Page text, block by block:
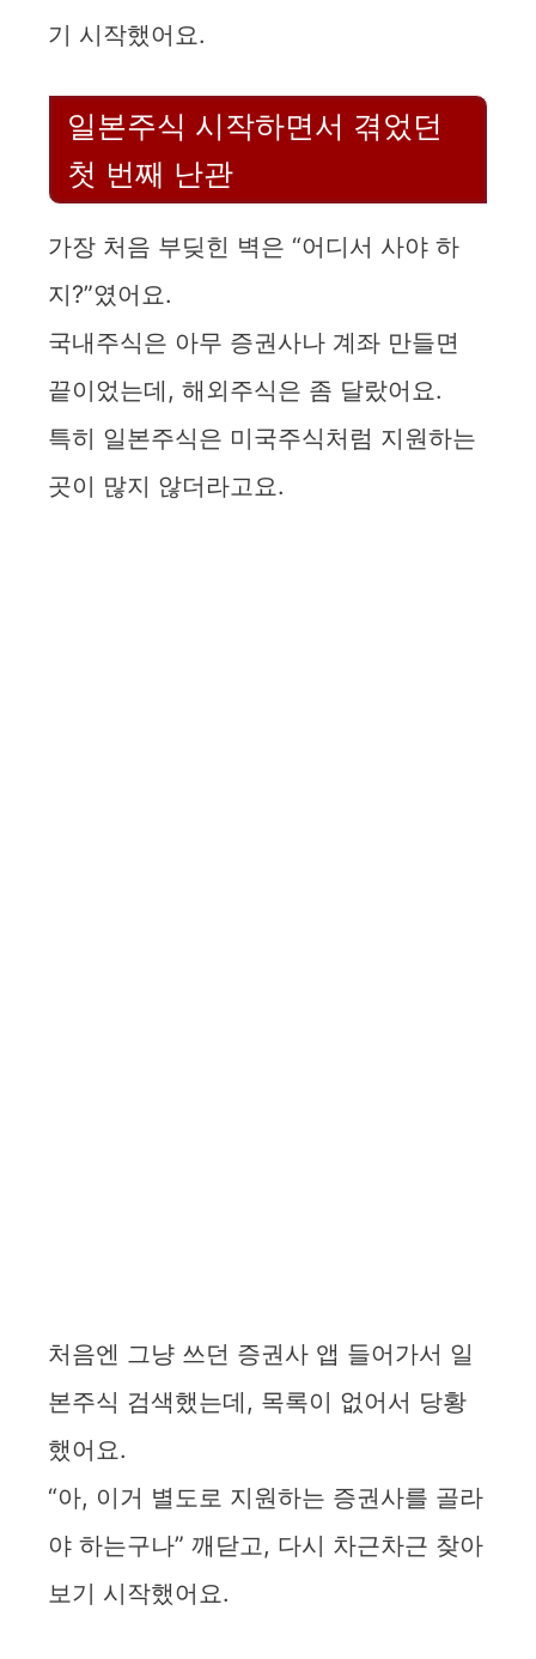
기 시작했어요.
일본주식 시작하면서 겪었던
첫 번째 난관
가장 처음 부딪힌 벽은 “어디서 사야 하
지?”였어요.
국내주식은 아무 증권사나 계좌 만들면
끝이었는데, 해외주식은 좀 달랐어요.
특히 일본주식은 미국주식처럼 지원하는
곳이 많지 않더라고요.
처음엔 그냥 쓰던 증권사 앱 들어가서 일
본주식 검색했는데, 목록이 없어서 당황
했어요.
“아, 이거 별도로 지원하는 증권사를 골라
야 하는구나” 깨닫고, 다시 차근차근 찾아
보기 시작했어요.